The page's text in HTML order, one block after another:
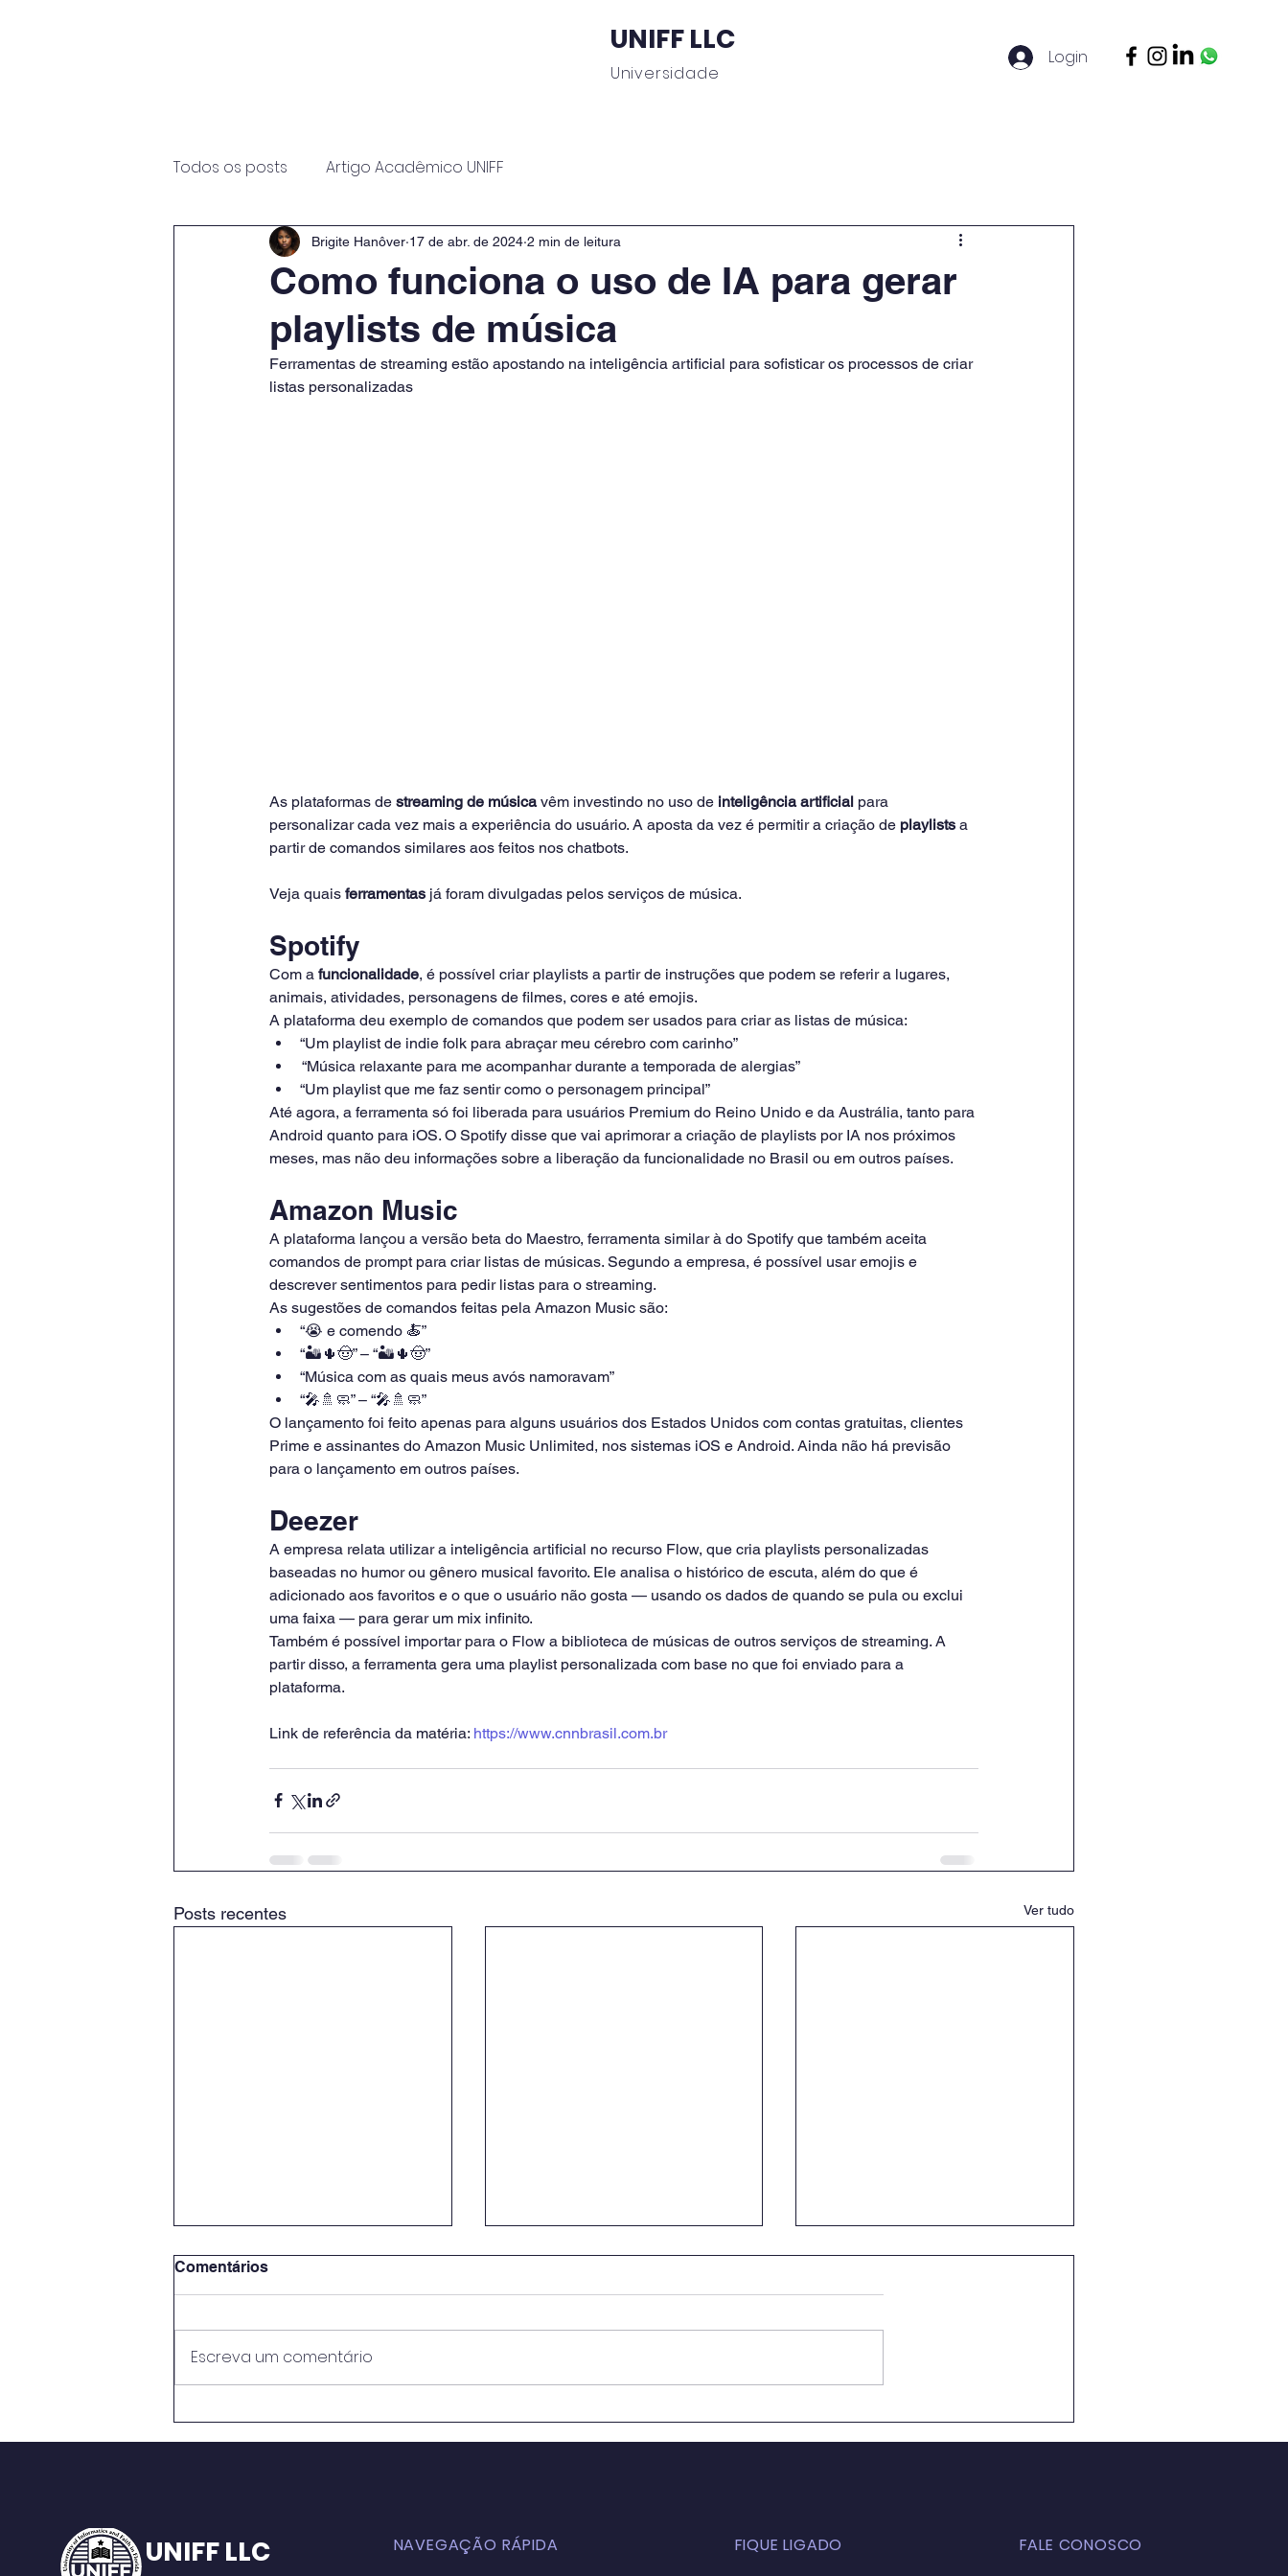
UNIFF LLC
Universidade
Login
Todos os posts Artigo Acadêmico UNIFF
Como funciona o uso de IA para gerar
playlists de música
Brigite Hanôver 17 de abr. de 2024 2 min de leitura
Ferramentas de streaming estão apostando na inteligência artificial para sofisticar os processos de criar
listas personalizadas
As plataformas de streaming de música vêm investindo no uso de inteligência artificial para
personalizar cada vez mais a experiência do usuário. A aposta da vez é permitir a criação de playlists a
partir de comandos similares aos feitos nos chatbots.
Veja quais ferramentas já foram divulgadas pelos serviços de música.
Spotify
Com a funcionalidade, é possível criar playlists a partir de instruções que podem se referir a lugares,
animais, atividades, personagens de filmes, cores e até emojis.
A plataforma deu exemplo de comandos que podem ser usados para criar as listas de música:
“Um playlist de indie folk para abraçar meu cérebro com carinho”
“Música relaxante para me acompanhar durante a temporada de alergias”
“Um playlist que me faz sentir como o personagem principal”
Até agora, a ferramenta só foi liberada para usuários Premium do Reino Unido e da Austrália, tanto para
Android quanto para iOS. O Spotify disse que vai aprimorar a criação de playlists por IA nos próximos
meses, mas não deu informações sobre a liberação da funcionalidade no Brasil ou em outros países.
Amazon Music
A plataforma lançou a versão beta do Maestro, ferramenta similar à do Spotify que também aceita
comandos de prompt para criar listas de músicas. Segundo a empresa, é possível usar emojis e
descrever sentimentos para pedir listas para o streaming.
As sugestões de comandos feitas pela Amazon Music são:
“😭 e comendo 🍝”
“🏜️🌵🤠” – “🏜️🌵🤠”
“Música com as quais meus avós namoravam”
“🎤🚿🧼” – “🎤🚿🧼”
O lançamento foi feito apenas para alguns usuários dos Estados Unidos com contas gratuitas, clientes
Prime e assinantes do Amazon Music Unlimited, nos sistemas iOS e Android. Ainda não há previsão
para o lançamento em outros países.
Deezer
A empresa relata utilizar a inteligência artificial no recurso Flow, que cria playlists personalizadas
baseadas no humor ou gênero musical favorito. Ele analisa o histórico de escuta, além do que é
adicionado aos favoritos e o que o usuário não gosta — usando os dados de quando se pula ou exclui
uma faixa — para gerar um mix infinito.
Também é possível importar para o Flow a biblioteca de músicas de outros serviços de streaming. A
partir disso, a ferramenta gera uma playlist personalizada com base no que foi enviado para a
plataforma.
Link de referência da matéria: https://www.cnnbrasil.com.br
Posts recentes Ver tudo
Comentários
Escreva um comentário
UNIFF LLC NAVEGAÇÃO RÁPIDA FIQUE LIGADO FALE CONOSCO